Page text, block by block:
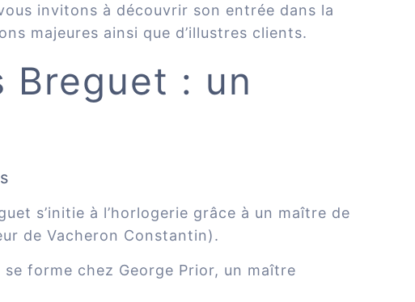
invitons à découvrir son entrée dans la
majeures ainsi que d’illustres clients.
Breguet : un
s’initie à l’horlogerie grâce à un maître de
de Vacheron Constantin).
forme chez George Prior, un maître